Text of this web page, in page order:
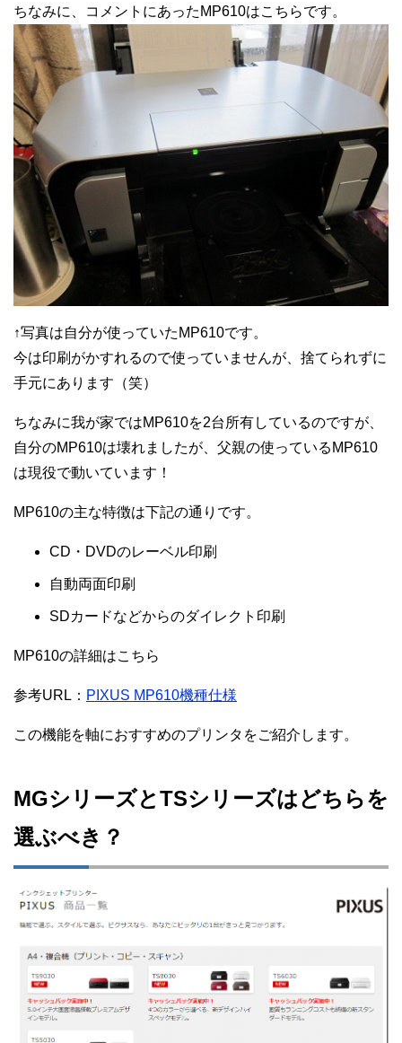
ちなみに、コメントにあったMP610はこちらです。
↑写真は自分が使っていたMP610です。
今は印刷がかすれるので使っていませんが、捨てられずに
手元にあります（笑）
ちなみに我が家ではMP610を2台所有しているのですが、
自分のMP610は壊れましたが、父親の使っているMP610
は現役で動いています！
MP610の主な特徴は下記の通りです。
CD・DVDのレーベル印刷
自動両面印刷
SDカードなどからのダイレクト印刷
MP610の詳細はこちら
参考URL： PIXUS MP610機種仕様
この機能を軸におすすめのプリンタをご紹介します。
MGシリーズとTSシリーズはどちらを
選ぶべき？